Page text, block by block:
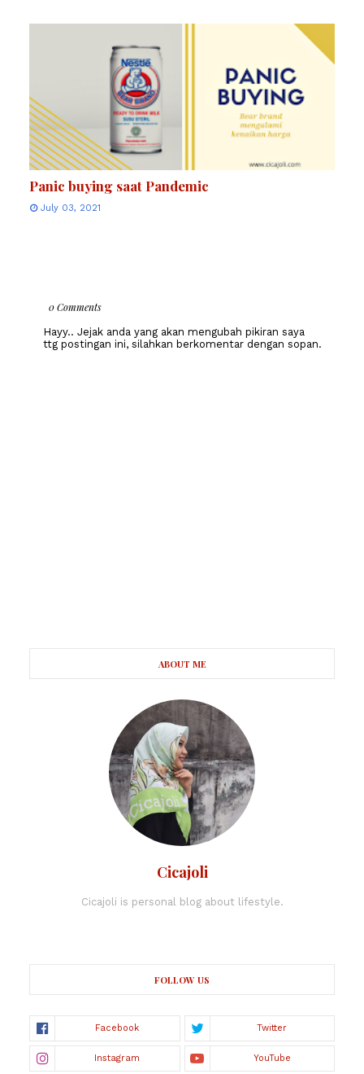
Panic buying saat Pandemic
July 03, 2021
0 Comments
Hayy.. Jejak anda yang akan mengubah pikiran saya
ttg postingan ini, silahkan berkomentar dengan sopan.
ABOUT ME
Cicajoli
Cicajoli is personal blog about lifestyle.
FOLLOW US